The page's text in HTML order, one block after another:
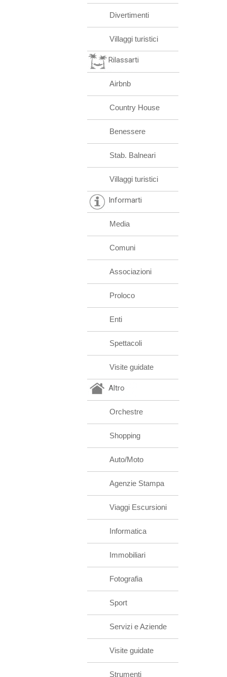
Divertimenti
Villaggi turistici
Rilassarti
Airbnb
Country House
Benessere
Stab. Balneari
Villaggi turistici
Informarti
Media
Comuni
Associazioni
Proloco
Enti
Spettacoli
Visite guidate
Altro
Orchestre
Shopping
Auto/Moto
Agenzie Stampa
Viaggi Escursioni
Informatica
Immobiliari
Fotografia
Sport
Servizi e Aziende
Visite guidate
Strumenti